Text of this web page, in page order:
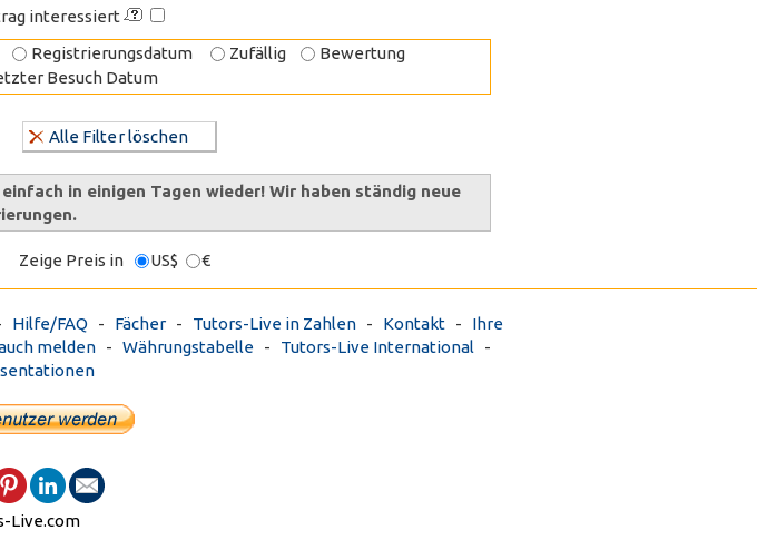
interessiert
Registrierungsdatum Zufällig
Bewertung
Besuch Datum
Alle Filter löschen
in einigen Tagen wieder! Wir haben ständig neue
Zeige Preis in US$ €
Hilfe/FAQ - Fächer - Tutors-Live in Zahlen - Kontakt - Ihre
melden - Währungstabelle - Tutors-Live International -
Live.com